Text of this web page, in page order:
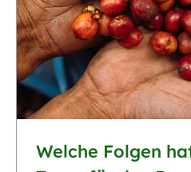
Welche Folgen